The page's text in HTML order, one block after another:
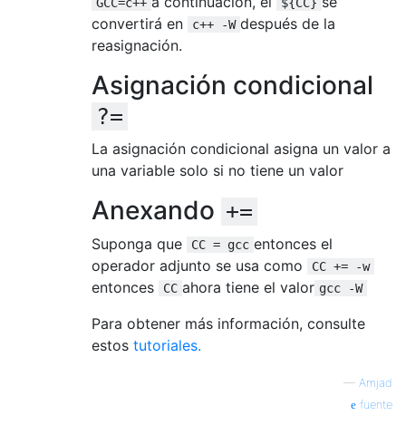
convertirá en
c++ -W después de la
reasignación.
Asignación condicional
?=
La asignación condicional asigna un valor a
una variable solo si no tiene un valor
Anexando +=
Suponga que CC = gcc entonces el
operador adjunto se usa como
CC += -w
entonces CC ahora tiene el valor gcc -W
Para obtener más información, consulte
estos tutoriales.
— Amjad
fuente